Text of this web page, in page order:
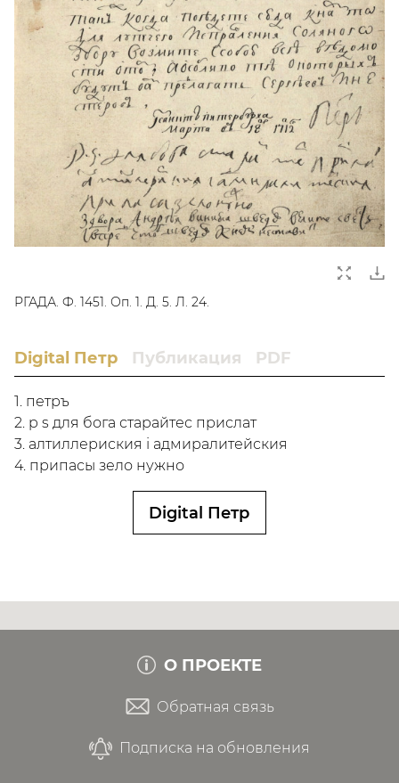
РГАДА. Ф. 1451. Оп. 1. Д. 5. Л. 24.
Digital Петр Публикация PDF
1. петръ
2. p s для бога старайтес прислат
3. алтиллериския i адмиралитейския
4. припасы зело нужно
Digital Петр
О ПРОЕКТЕ
Обратная связь
Подписка на обновления